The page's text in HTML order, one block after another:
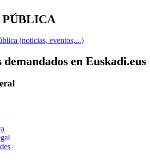
(noticias, eventos,...)
demandados en Euskadi.eus